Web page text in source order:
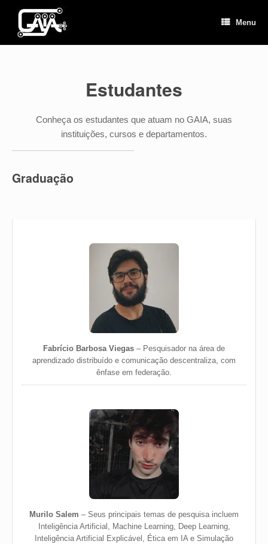
content
Menu
Estudantes
Conheça os estudantes que atuam no GAIA, suas
instituições, cursos e departamentos.
Graduação
Fabrício Barbosa Viegas – Pesquisador na área de
aprendizado distribuído e comunicação descentraliza, com
ênfase em federação.
Murilo Salem – Seus principais temas de pesquisa incluem
Inteligência Artificial, Machine Learning, Deep Learning,
Inteligência Artificial Explicável, Ética em IA e Simulação